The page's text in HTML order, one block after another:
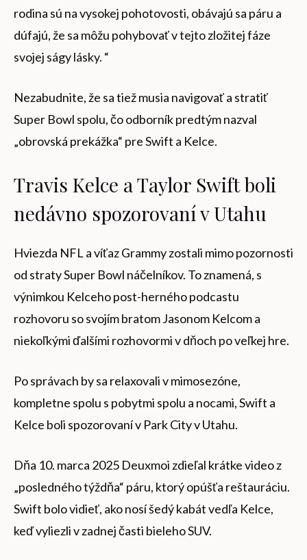
rodina sú na vysokej pohotovosti, obávajú sa páru a
dúfajú, že sa môžu pohybovať v tejto zložitej fáze
svojej ságy lásky. “
Nezabudnite, že sa tiež musia navigovať a stratiť
Super Bowl spolu, čo odborník predtým nazval
„obrovská prekážka“ pre Swift a Kelce.
Travis Kelce a Taylor Swift boli
nedávno spozorovaní v Utahu
Hviezda NFL a víťaz Grammy zostali mimo pozornosti
od straty Super Bowl náčelníkov. To znamená, s
výnimkou Kelceho post-herného podcastu
rozhovoru so svojím bratom Jasonom Kelcom a
niekoľkými ďalšími rozhovormi v dňoch po veľkej hre.
Po správach by sa relaxovali v mimosezóne,
kompletne spolu s pobytmi spolu a nocami, Swift a
Kelce boli spozorovaní v Park City v Utahu.
Dňa 10. marca 2025 Deuxmoi zdieľal krátke video z
„posledného týždňa“ páru, ktorý opúšťa reštauráciu.
Swift bolo vidieť, ako nosí šedý kabát vedľa Kelce,
keď vyliezli v zadnej časti bieleho SUV.